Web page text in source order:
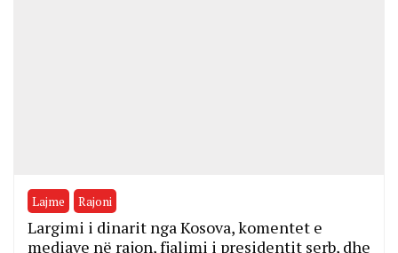
Lajme Rajoni
Largimi i dinarit nga Kosova, komentet e
mediave në rajon, fjalimi i presidentit serb, dhe